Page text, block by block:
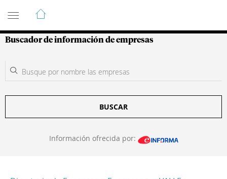
Guía de Empresas Colombianas
Buscador de información de empresas
BUSCAR
Información ofrecida por: